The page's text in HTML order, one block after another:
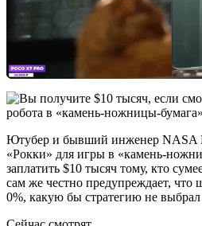
Ютубер и бывший инженер NASA
«Рокки» для игры в «камень-
заплатить $10 тысяч тому, кто
сам же честно предупреждает, что
0%, какую бы стратегию не выбрал